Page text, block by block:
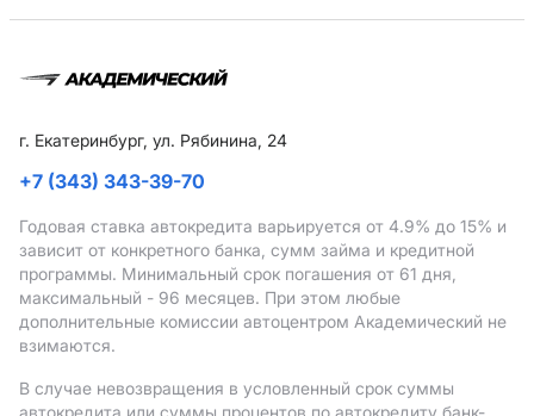
г. Екатеринбург, ул. Рябинина, 24
+7 (343) 343-39-70
Годовая ставка автокредита варьируется от 4.9% до 15% и
зависит от конкретного банка, сумм займа и кредитной
программы. Минимальный срок погашения от 61 дня,
максимальный - 96 месяцев. При этом любые
дополнительные комиссии автоцентром Академический не
взимаются.
В случае невозвращения в условленный срок суммы
автокредита или суммы процентов по автокредиту банк-